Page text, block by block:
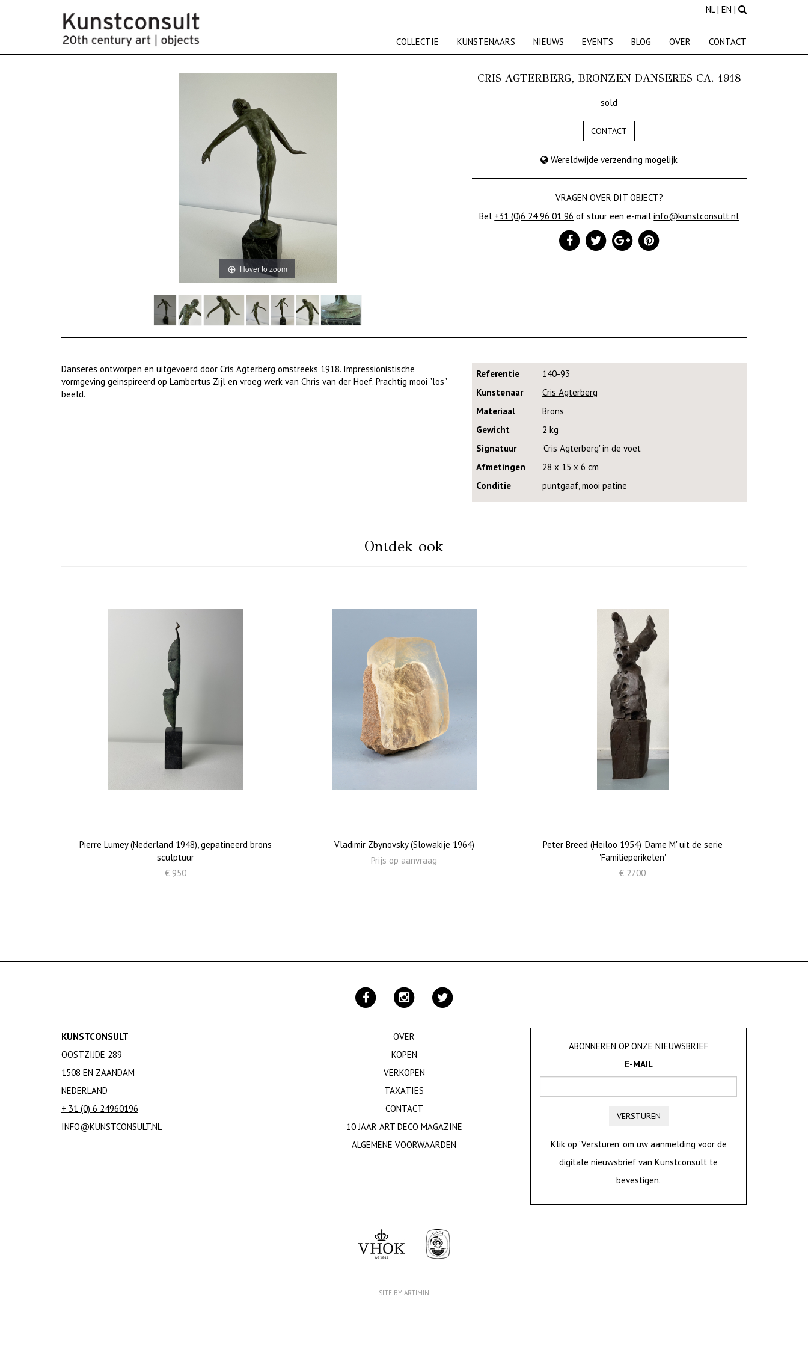
NL| EN |
COLLECTIE KUNSTENAARS NIEUWS EVENTS BLOG OVER CONTACT
Hover to zoom
CRIS AGTERBERG, BRONZEN DANSERES CA. 1918
sold
CONTACT
Wereldwijde verzending mogelijk
VRAGEN OVER DIT OBJECT?
Bel +31 (0)6 24 96 01 96 of stuur een e-mailinfo@kunstconsult.nl
Danseres ontworpen en uitgevoerd door Cris Agterberg omstreeks 1918. Impressionistische
vormgeving geinspireerd op Lambertus Zijl en vroeg werk van Chris van der Hoef. Prachtig mooi "los"
beeld.
Referentie
140-93
Kunstenaar
Cris Agterberg
Materiaal
Brons
Gewicht
2 kg
Signatuur
'Cris Agterberg' in de voet
Afmetingen
28 x 15 x 6 cm
Conditie
puntgaaf, mooi patine
Ontdek ook
Pierre Lumey (Nederland 1948), gepatineerd brons
sculptuur
€ 950
Vladimir Zbynovsky (Slowakije 1964)
Prijs op aanvraag
Peter Breed (Heiloo 1954) 'Dame M' uit de serie
'Familieperikelen'
€ 2700
KUNSTCONSULT
OOSTZIJDE 289
1508 EN ZAANDAM
NEDERLAND
+ 31 (0) 6 24960196
INFO@KUNSTCONSULT.NL
OVER
KOPEN
VERKOPEN
TAXATIES
CONTACT
10 JAAR ART DECO MAGAZINE
ALGEMENE VOORWAARDEN
ABONNEREN OP ONZE NIEUWSBRIEF
E-MAIL
VERSTUREN
Klik op ‘Versturen’ om uw aanmelding voor de
digitale nieuwsbrief van Kunstconsult te
bevestigen.
SITE BY ARTIMIN